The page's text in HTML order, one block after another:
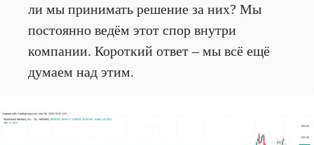
ли мы принимать решение за них? Мы
постоянно ведём этот спор внутри
компании. Короткий ответ – мы всё ещё
думаем над этим.